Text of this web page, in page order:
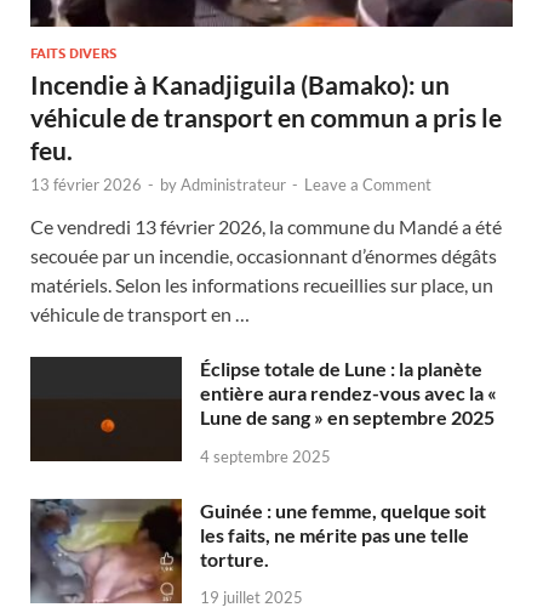
FAITS DIVERS
Incendie à Kanadjiguila (Bamako): un
véhicule de transport en commun a pris le
feu.
13 février 2026 - byAdministrateur - Leave a Comment
Ce vendredi 13 février 2026, la commune du Mandé a été
secouée par un incendie, occasionnant d’énormes dégâts
matériels. Selon les informations recueillies sur place, un
véhicule de transport en …
Éclipse totale de Lune : la planète
entière aura rendez-vous avec la «
Lune de sang » en septembre 2025
4 septembre 2025
Guinée : une femme, quelque soit
les faits, ne mérite pas une telle
torture.
19 juillet 2025